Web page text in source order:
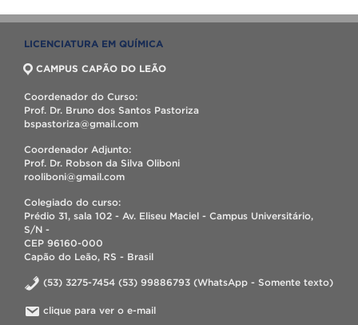
LICENCIATURA EM QUÍMICA
CAMPUS CAPÃO DO LEÃO
Coordenador do Curso:
Prof. Dr. Bruno dos Santos Pastoriza
bspastoriza@gmail.com
Coordenador Adjunto:
Prof. Dr. Robson da Silva Oliboni
rooliboni@gmail.com
Colegiado do curso:
Prédio 31, sala 102 - Av. Eliseu Maciel - Campus Universitário,
S/N -
CEP 96160-000
Capão do Leão, RS - Brasil
(53) 3275-7454 (53) 99886793 (WhatsApp - Somente texto)
clique para ver o e-mail